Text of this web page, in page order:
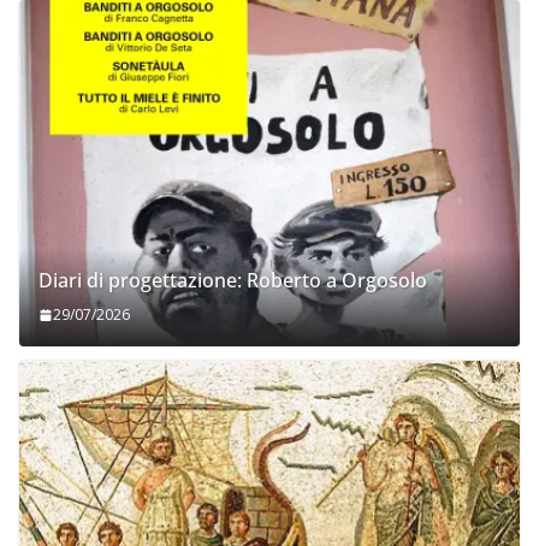
Diari di progettazione: Roberto a Orgosolo
29/07/2026